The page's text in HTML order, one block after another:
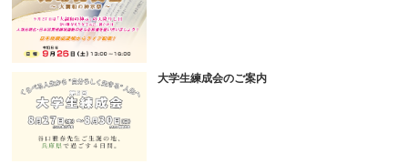
大学生練成会のご案内